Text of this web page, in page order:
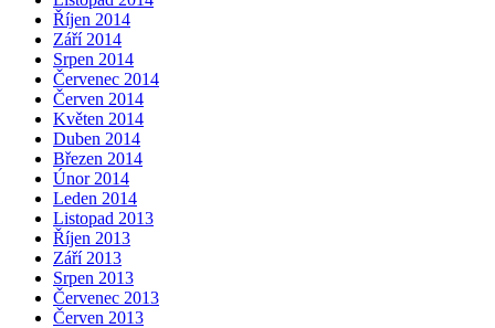
Říjen 2014
Září 2014
Srpen 2014
Červenec 2014
Červen 2014
Květen 2014
Duben 2014
Březen 2014
Únor 2014
Leden 2014
Listopad 2013
Říjen 2013
Září 2013
Srpen 2013
Červenec 2013
Červen 2013